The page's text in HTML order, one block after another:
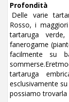
Profondità
Delle varie
Rosso, i
tartaruga
fanerogame
facilmente su
tartaruga
esclusivamente
possiamo trovarla